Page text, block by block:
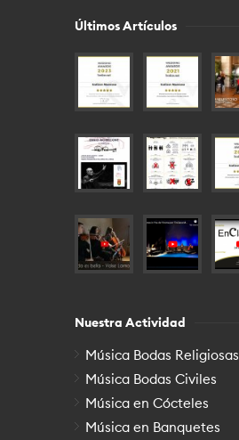
Últimos Artículos
Nuestra Actividad
Música Bodas Religiosas
Música Bodas Civiles
Música en Cócteles
Música en Banquetes